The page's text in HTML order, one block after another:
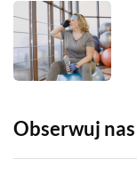
Obserwuj nas